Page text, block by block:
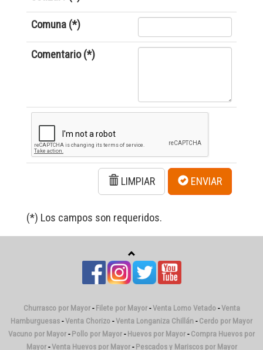
Comuna (*)
Comentario (*)
ENVIAR
LIMPIAR
(*) Los campos son requeridos.
Churrasco por Mayor- Filete por Mayor-Venta Lomo Vetado-Venta
Hamburguesas -Venta Chorizo -Venta Longaniza Chillán - Cerdo por Mayor
Vacuno por Mayor - Pollo por Mayor - Huevos por Mayor - Compra Huevos por
Mayor-Venta Huevos por Mayor- Pescados y Mariscos por Mayor